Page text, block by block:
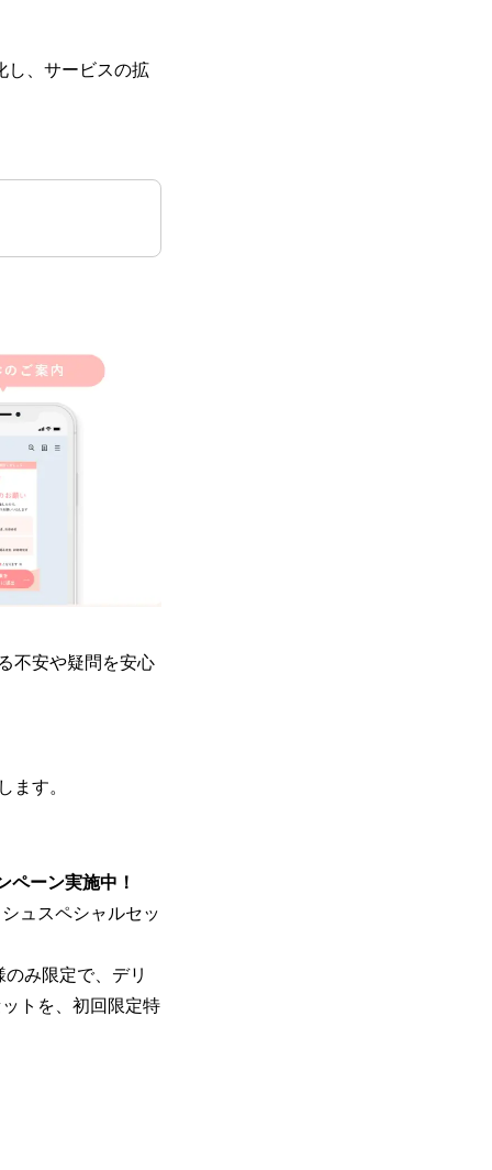
し、サービスの拡
不安や疑問を安心
ます。
ペーン実施中！
ュスペシャルセッ
み限定で、デリ
トを、初回限定特